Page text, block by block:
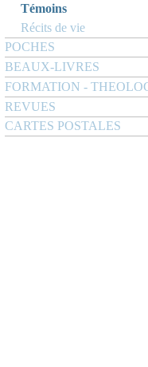
Témoins
Récits de vie
POCHES
BEAUX-LIVRES
FORMATION -
REVUES
CARTES POSTALES